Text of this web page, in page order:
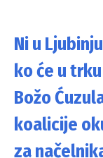
Ni u
ko će u
Božo
koalicije
za